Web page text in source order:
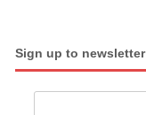
Sign up to newsletter